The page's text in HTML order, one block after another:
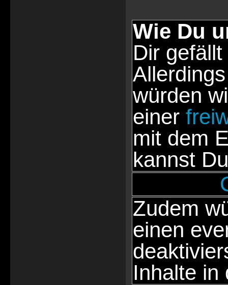
Wie Du
Dir
würden
einer
mit dem
kannst
Zudem
einen
Inhalte in